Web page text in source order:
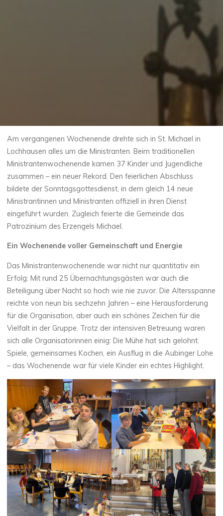
Am vergangenen Wochenende drehte sich in St. Michael in
Lochhausen alles um die Ministranten. Beim traditionellen
Ministrantenwochenende kamen 37 Kinder und Jugendliche
zusammen – ein neuer Rekord. Den feierlichen Abschluss
bildete der Sonntagsgottesdienst, in dem gleich 14 neue
Ministrantinnen und Ministranten offiziell in ihren Dienst
eingeführt wurden. Zugleich feierte die Gemeinde das
Patrozinium des Erzengels Michael.
Ein Wochenende voller Gemeinschaft und Energie
Das Ministrantenwochenende war nicht nur quantitativ ein
Erfolg: Mit rund 25 Übernachtungsgästen war auch die
Beteiligung über Nacht so hoch wie nie zuvor. Die Altersspanne
reichte von neun bis sechzehn Jahren – eine Herausforderung
für die Organisation, aber auch ein schönes Zeichen für die
Vielfalt in der Gruppe. Trotz der intensiven Betreuung waren
sich alle Organisatorinnen einig: Die Mühe hat sich gelohnt.
Spiele, gemeinsames Kochen, ein Ausflug in die Aubinger Lohe
– das Wochenende war für viele Kinder ein echtes Highlight.